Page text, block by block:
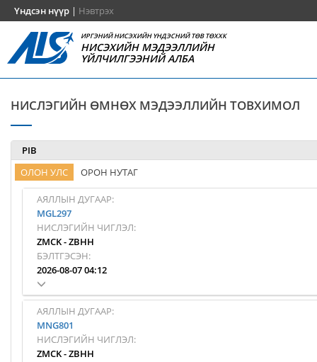
Үндсэн нүүр | Нэвтрэх
ИРГЭНИЙ НИСЭХИЙН ҮНДЭСНИЙ ТӨВ ТӨХХК
НИСЭХИЙН МЭДЭЭЛЛИЙН
ҮЙЛЧИЛГЭЭНИЙ АЛБА
НИСЛЭГИЙН ӨМНӨХ МЭДЭЭЛЛИЙН ТОВХИМОЛ
PIB
ОЛОН УЛС
ОРОН НУТАГ
АЯЛЛЫН ДУГААР:
MGL297
НИСЛЭГИЙН ЧИГЛЭЛ:
ZMCK-ZBHH
БЭЛТГЭСЭН:
2026-08-07 04:12
АЯЛЛЫН ДУГААР:
MNG801
НИСЛЭГИЙН ЧИГЛЭЛ:
ZMCK-ZBHH